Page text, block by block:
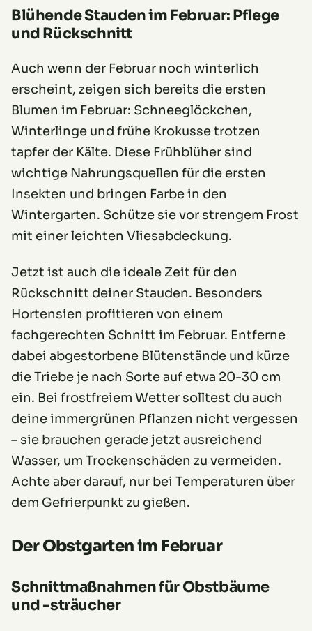
Blühende Stauden im Februar: Pflege
und Rückschnitt
Auch wenn der Februar noch winterlich
erscheint, zeigen sich bereits die ersten
Blumen im Februar: Schneeglöckchen,
Winterlinge und frühe Krokusse trotzen
tapfer der Kälte. Diese Frühblüher sind
wichtige Nahrungsquellen für die ersten
Insekten und bringen Farbe in den
Wintergarten. Schütze sie vor strengem Frost
mit einer leichten Vliesabdeckung.
Jetzt ist auch die ideale Zeit für den
Rückschnitt deiner Stauden. Besonders
Hortensien profitieren von einem
fachgerechten Schnitt im Februar. Entferne
dabei abgestorbene Blütenstände und kürze
die Triebe je nach Sorte auf etwa 20-30 cm
ein. Bei frostfreiem Wetter solltest du auch
deine immergrünen Pflanzen nicht vergessen
– sie brauchen gerade jetzt ausreichend
Wasser, um Trockenschäden zu vermeiden.
Achte aber darauf, nur bei Temperaturen über
dem Gefrierpunkt zu gießen.
Der Obstgarten im Februar
Schnittmaßnahmen für Obstbäume
und -sträucher